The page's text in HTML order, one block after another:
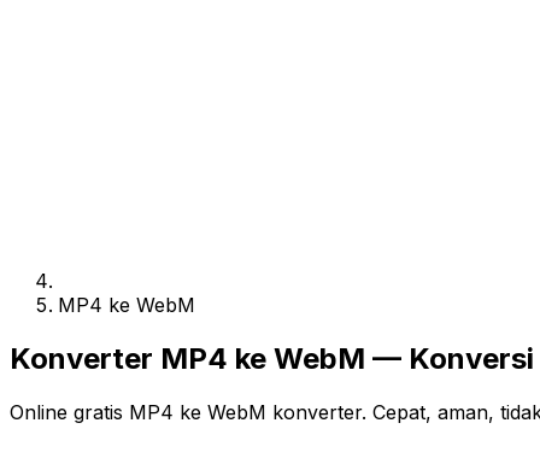
MP4 ke WebM
Konverter MP4 ke WebM — Konversi
Online gratis MP4 ke WebM konverter. Cepat, aman,